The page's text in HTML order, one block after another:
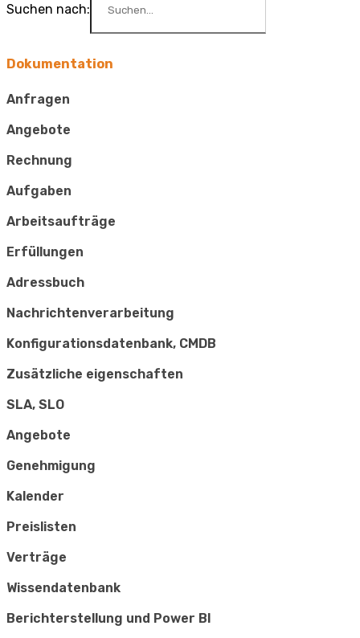
Suchen nach:
Dokumentation
Anfragen
Angebote
Rechnung
Aufgaben
Arbeitsaufträge
Erfüllungen
Adressbuch
Nachrichtenverarbeitung
Konfigurationsdatenbank, CMDB
Zusätzliche eigenschaften
SLA, SLO
Angebote
Genehmigung
Kalender
Preislisten
Verträge
Wissendatenbank
Berichterstellung und Power BI